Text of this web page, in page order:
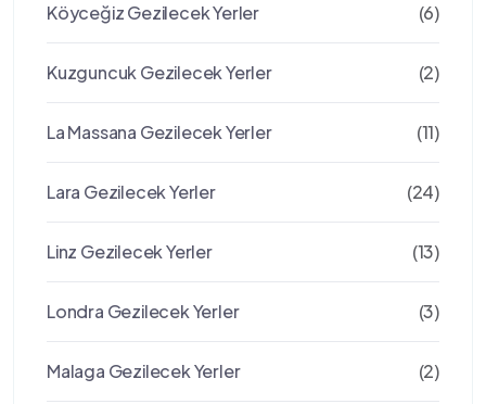
Köyceğiz Gezilecek Yerler (6)
Kuzguncuk Gezilecek Yerler (2)
La Massana Gezilecek Yerler (11)
Lara Gezilecek Yerler (24)
Linz Gezilecek Yerler (13)
Londra Gezilecek Yerler (3)
Malaga Gezilecek Yerler (2)